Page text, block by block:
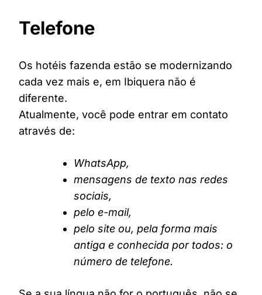
Telefone
Os hotéis fazenda estão se modernizando
cada vez mais e, em Ibiquera não é
diferente.
Atualmente, você pode entrar em contato
através de:
WhatsApp,
mensagens de texto nas redes
sociais,
pelo e-mail,
pelo site ou, pela forma mais
antiga e conhecida por todos: o
número de telefone.